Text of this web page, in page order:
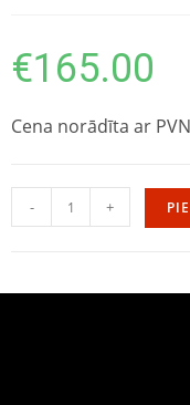
€165.00
Cena norādīta ar
- +